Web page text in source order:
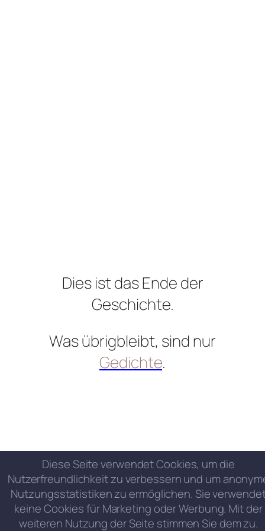
Dies ist das Ende der
Geschichte.
Was übrigbleibt, sind nur
Gedichte.
Diese Seite verwendet Cookies, um die
Nutzerfreundlichkeit zu verbessern und um
Nutzungsstatistiken zu ermöglichen. Sie
keine Cookies für Marketing oder Werbung. Mit der
weiteren Nutzung der Seite stimmen Sie dem zu.